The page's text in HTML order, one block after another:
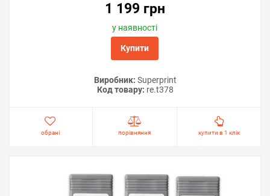
1 199 грн
у наявності
Купити
Виробник: Superprint
Код товару: re.t378
обрані порівняння купити в 1 клік